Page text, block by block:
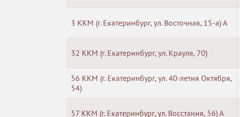
3 ККМ (г. Екатеринбург, ул. Восточная, 15-а) А
32 ККМ (г. Екатеринбург, ул. Крауля, 70)
56 ККМ (г. Екатеринбург, ул. 40-летия Октября,
54)
57 ККМ (г. Екатеринбург, ул. Восстания, 56) А